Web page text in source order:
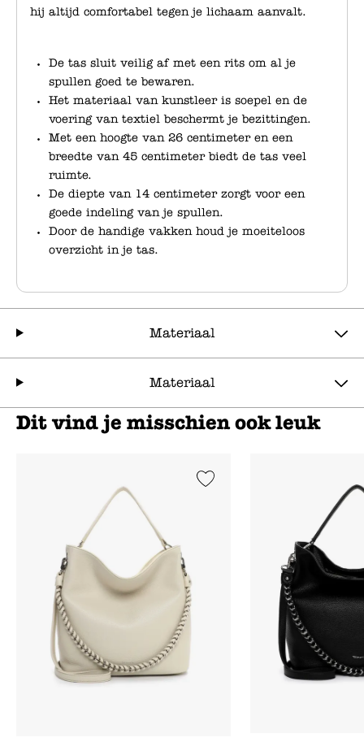
hij altijd comfortabel tegen je lichaam aanvalt.
De tas sluit veilig af met een rits om al je
spullen goed te bewaren.
Het materiaal van kunstleer is soepel en de
voering van textiel beschermt je bezittingen.
Met een hoogte van 26 centimeter en een
breedte van 45 centimeter biedt de tas veel
ruimte.
De diepte van 14 centimeter zorgt voor een
goede indeling van je spullen.
Door de handige vakken houd je moeiteloos
overzicht in je tas.
Materiaal
Materiaal
Dit vind je misschien ook leuk
Add to Wishlist